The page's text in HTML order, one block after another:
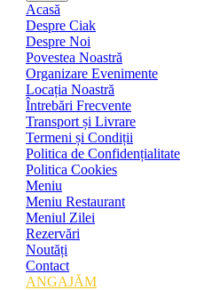
Acasă
Despre Ciak
Despre Noi
Povestea Noastră
Organizare Evenimente
Locația Noastră
Întrebări Frecvente
Transport și Livrare
Termeni și Condiții
Politica de Confidențialitate
Politica Cookies
Meniu
Meniu Restaurant
Meniul Zilei
Rezervări
Noutăți
Contact
ANGAJĂM